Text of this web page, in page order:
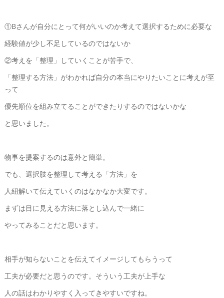
①Bさんが自分にとって何がいいのか考えて選択するために必要な
経験値が少し不足しているのではないか
②考えを「整理」していくことが苦手で、
「整理する方法」がわかれば自分の本当にやりたいことに考えが至
って
優先順位を組み立てることができたりするのではないかな
と思いました。
物事を提案するのは意外と簡単。
でも、選択肢を整理して考える「方法」を
人紐解いて伝えていくのはなかなか大変です。
まずは目に見える方法に落とし込んで一緒に
やってみることだと思います。
相手が知らないことを伝えてイメージしてもらうって
工夫が必要だと思うのです。そういう工夫が上手な
人の話はわかりやすく入ってきやすいですね。